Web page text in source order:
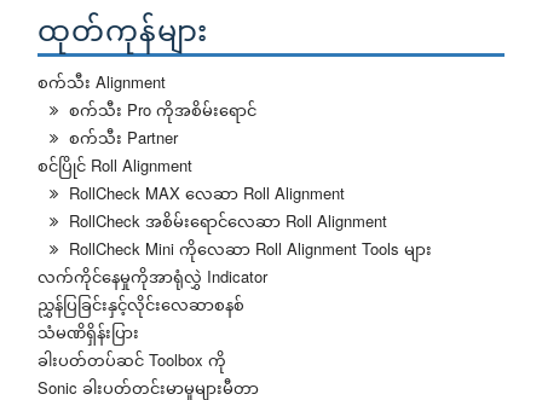
ထုတ်ကုန်များ
စက်သီး Alignment
စက်သီး Pro ကိုအစိမ်းရောင်
စက်သီး Partner
စင်ပြိုင် Roll Alignment
RollCheck MAX လေဆာ Roll Alignment
RollCheck အစိမ်းရောင်လေဆာ Roll Alignment
RollCheck Mini ကိုလေဆာ Roll Alignment Tools များ
လက်ကိုင်နေမှုကိုအာရုံလွှဲ Indicator
ညွှန်ပြခြင်းနှင့်လိုင်းလေဆာစနစ်
သံမဏိရှိန်းပြား
ခါးပတ်တပ်ဆင် Toolbox ကို
Sonic ခါးပတ်တင်းမာမှုများမီတာ